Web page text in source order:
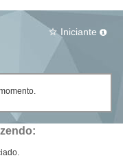
star_border Iniciante